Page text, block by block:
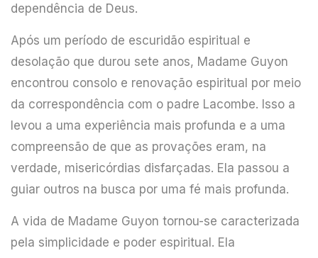
dependência de Deus.
Após um período de escuridão espiritual e
desolação que durou sete anos, Madame Guyon
encontrou consolo e renovação espiritual por meio
da correspondência com o padre Lacombe. Isso a
levou a uma experiência mais profunda e a uma
compreensão de que as provações eram, na
verdade, misericórdias disfarçadas. Ela passou a
guiar outros na busca por uma fé mais profunda.
A vida de Madame Guyon tornou-se caracterizada
pela simplicidade e poder espiritual. Ela